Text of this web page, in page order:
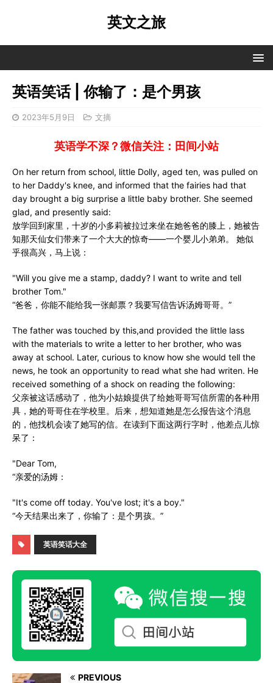
英文之旅
英语笑话 | 你输了：是个男孩
2023年5月9日 文摘
英语学不深？微信关注：田间小站
On her return from school, little Dolly, aged ten, was pulled on
to her Daddy's knee, and informed that the fairies had that
day brought a big surprise a little baby brother. She seemed
glad, and presently said:
放学回到家里，十岁的小多莉被拉过来坐在她爸爸的膝上，她被告
知那天仙女们带来了一个大大的惊奇——一个婴儿小弟弟。 她似
乎很高兴，马上说：
"Will you give me a stamp, daddy? I want to write and tell
brother Tom."
“爸爸，你能不能给我一张邮票？我要写信告诉汤姆哥哥。”
The father was touched by this,and provided the little lass
with the materials to write a letter to her brother, who was
away at school. Later, curious to know how she would tell the
news, he took an opportunity to read what she had writen. He
received something of a shock on reading the following:
父亲被这话感动了，他为小姑娘提供了给她哥哥写信所需的各种用
具，她的哥哥住在学校里。后来，想知道她是怎么报告这个消息
的，他找机会读了她写的信。在读到下面这两行字时，他差点儿惊
呆了：
"Dear Tom,
“亲爱的汤姆：
"It's come off today. You've lost; it's a boy."
“今天结果出来了，你输了：是个男孩。”
英语笑话大全
PREVIOUS